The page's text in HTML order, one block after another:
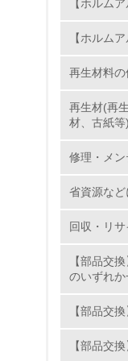
【ホルム
【ホルム
再生材料の
再生材(再
材、古紙
修理・メ
省資源な
回収・リ
【部品交
のいずれか
【部品交
【部品交